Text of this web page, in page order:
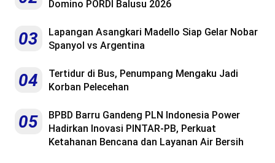
Domino PORDI Balusu 2026
03
Lapangan Asangkari Madello Siap Gelar Nobar
Spanyol vs Argentina
04
Tertidur di Bus, Penumpang Mengaku Jadi
Korban Pelecehan
05
BPBD Barru Gandeng PLN Indonesia Power
Hadirkan Inovasi PINTAR-PB, Perkuat
Ketahanan Bencana dan Layanan Air Bersih